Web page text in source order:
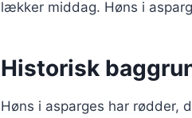
lækker middag. Høns i
Historisk
Høns i asparges har rødder,